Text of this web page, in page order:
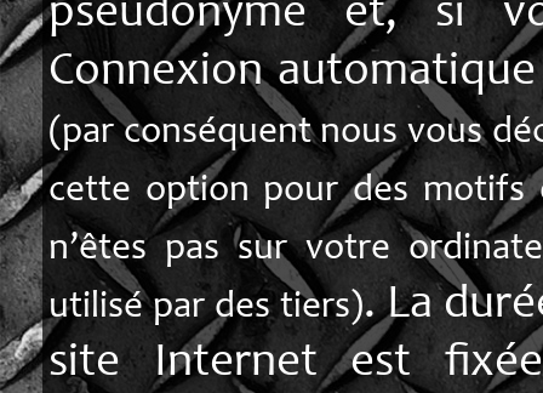
pseudonyme et, si
Connexion
(par conséquent nous vous
cette option pour des motifs
n’êtes pas sur votre
utilisé par des tiers). La
site Internet est